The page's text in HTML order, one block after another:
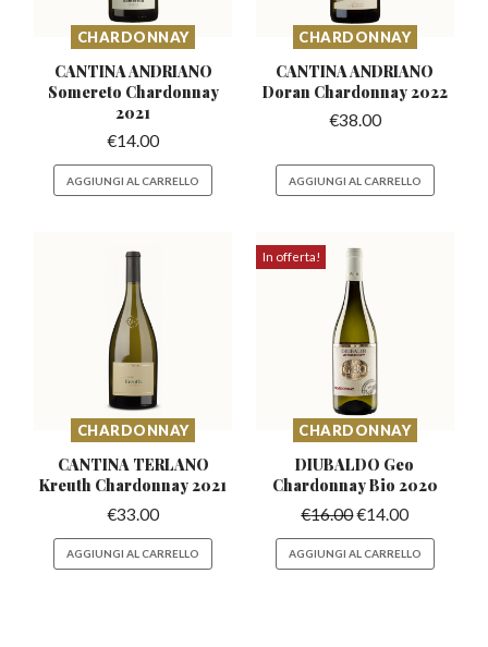
CHARDONNAY
CANTINA ANDRIANO
Somereto Chardonnay
2021
€14.00
AGGIUNGI AL CARRELLO
CHARDONNAY
CANTINA ANDRIANO
Doran Chardonnay 2022
€38.00
AGGIUNGI AL CARRELLO
CHARDONNAY
CANTINA TERLANO
Kreuth Chardonnay 2021
€33.00
AGGIUNGI AL CARRELLO
In offerta!
CHARDONNAY
DIUBALDO Geo
ChardonnayBio 2020
€16.00€14.00
AGGIUNGI AL CARRELLO